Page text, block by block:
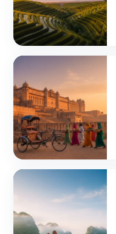
8 DÍAS 6 NOCHES
Desde 1760€ p/p
11 DIAS 8 NOCHES